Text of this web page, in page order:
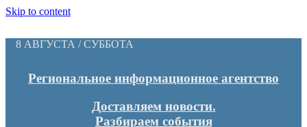
Skip to content
8 АВГУСТА / СУББОТА
Региональное информационное агентство
Доставляем новости.
Разбираем события